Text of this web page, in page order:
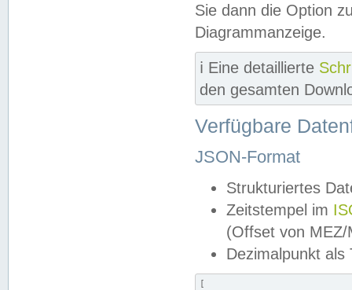
Sie dann die Option
Diagrammanzeige.
ℹ️ Eine detaillierte
den gesamten
Verfügbare
JSON-Format
Strukturiertes
Zeitstempel im
(Offset von MEZ/
Dezimalpunkt als
[